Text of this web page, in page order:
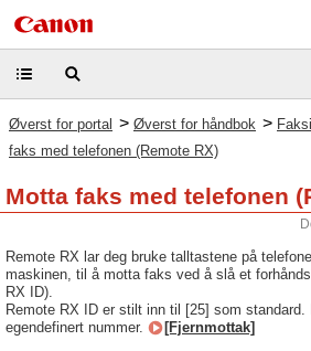
Øverst for portal > Øverst for håndbok >
faks med telefonen (Remote RX)
Motta faks med telefonen
Remote RX lar deg bruke talltastene på
maskinen, til å motta faks ved å slå et
RX ID).
Remote RX ID er stilt inn til [25] som
egendefinert nummer.
[Fjernmottak]